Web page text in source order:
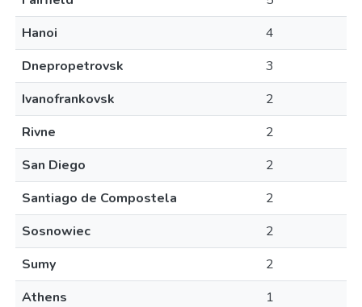
Hanoi
4
Dnepropetrovsk
3
Ivanofrankovsk
2
Rivne
2
San Diego
2
Santiago de Compostela
2
Sosnowiec
2
Sumy
2
Athens
1